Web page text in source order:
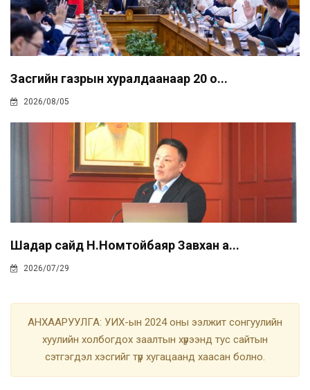
Засгийн газрын хуралдаанаар 20 о...
2026/08/05
Шадар сайд Н.Номтойбаяр Завхан а...
2026/07/29
АНХААРУУЛГА: УИХ-ын 2024 оны ээлжит сонгуулийн
хуулийн холбогдох заалтын хүрээнд тус сайтын
сэтгэгдэл хэсгийг түр хугацаанд хаасан болно.